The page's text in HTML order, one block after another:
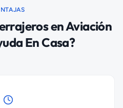
enAviación
En Casa?